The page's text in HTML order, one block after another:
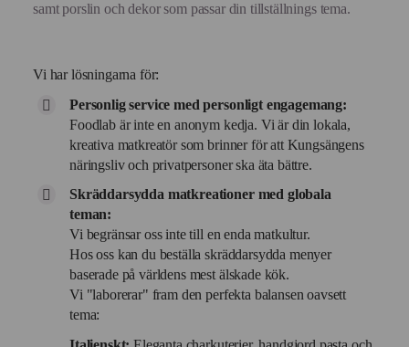
samt porslin och dekor som passar din tillställnings tema.
Vi har lösningarna för:
Personlig service med personligt engagemang:
Foodlab är inte en anonym kedja. Vi är din lokala,
kreativa matkreatör som brinner för att Kungsängens
näringsliv och privatpersoner ska äta bättre.
Skräddarsydda matkreationer med globala
teman:
Vi begränsar oss inte till en enda matkultur.
Hos oss kan du beställa skräddarsydda menyer
baserade på världens mest älskade kök.
Vi "laborerar" fram den perfekta balansen oavsett
tema: